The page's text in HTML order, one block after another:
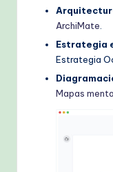
ArchiMate
Estrategia
Estrategia
Mapas